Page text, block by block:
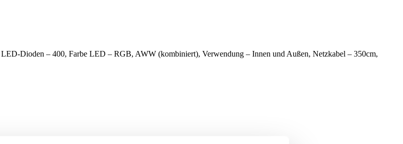
Dioden – 400, Farbe LED – RGB, AWW (kombiniert), Verwendung – Innen und Außen, Netzkabel – 350cm,